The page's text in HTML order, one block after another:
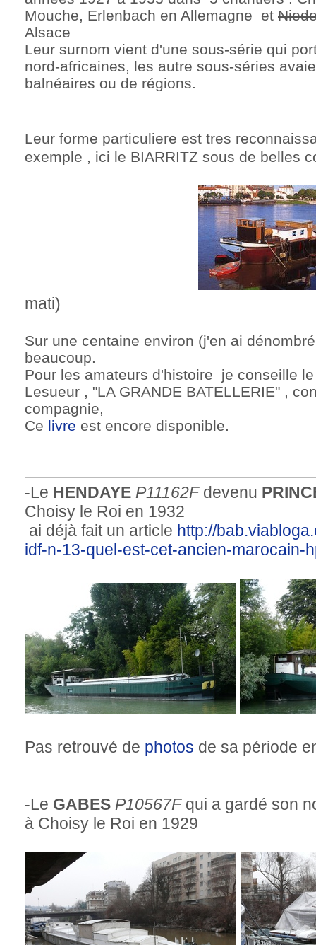
Mouche, Erlenbach en Allemagne et
Alsace
Leur surnom vient d'une sous-série qui
nord-africaines, les autre sous-séries
balnéaires ou de régions.
Leur forme particuliere est tres
exemple , ici le BIARRITZ sous de belles
mati)
Sur une centaine environ (j'en ai
beaucoup.
Pour les amateurs d'histoire je conseille
Lesueur , "LA GRANDE BATELLERIE" ,
compagnie,
Ce livre est encore disponible.
-Le HENDAYE P11162Fdevenu
Choisy le Roi en 1932
ai déjà fait un article http://
idf-n-13-quel-est-cet-ancien-marocain-
Pas retrouvé de photos de sa période
-Le GABES P10567Fqui a gardé son
à Choisy le Roi en 1929